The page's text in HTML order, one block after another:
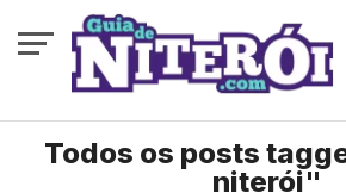
Todos os posts
niterói"